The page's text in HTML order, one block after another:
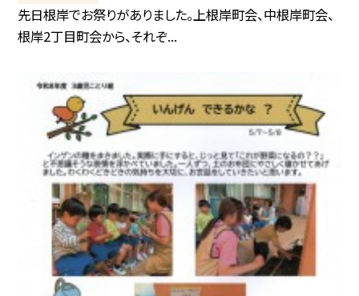
先日根岸でお祭りがありました。上根岸町会、中根岸町会、
根岸2丁目町会から、それぞ...